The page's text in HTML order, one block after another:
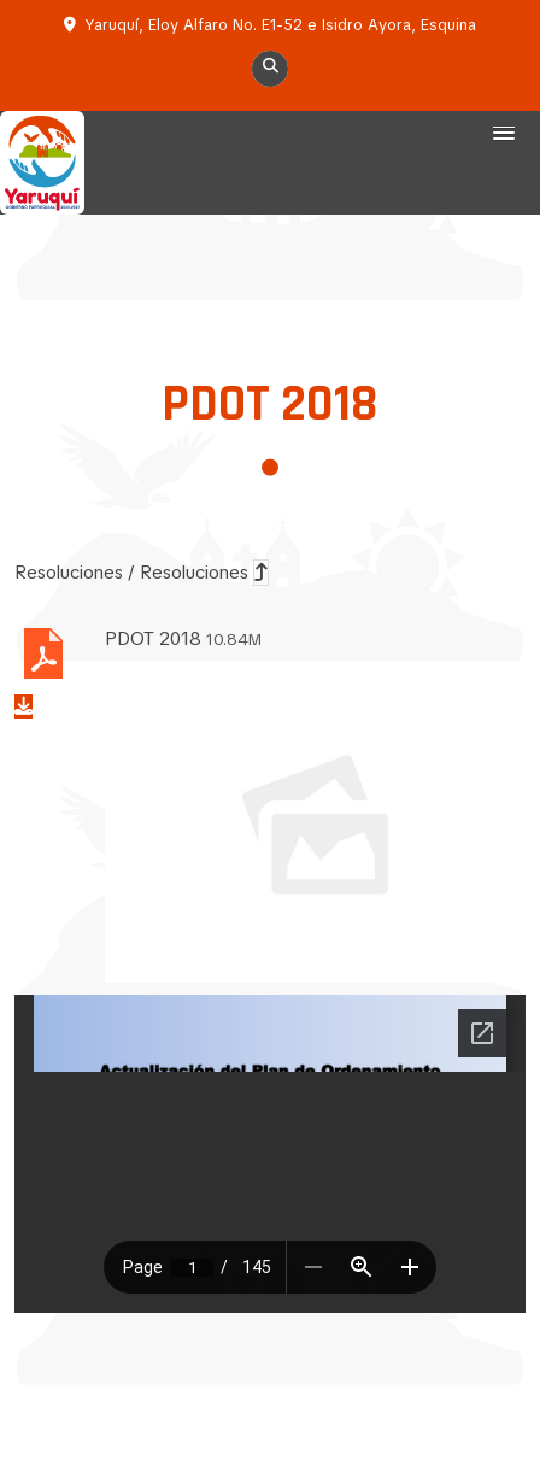
Yaruquí, Eloy Alfaro No. E1-52 e Isidro Ayora, Esquina
PDOT 2018
Resoluciones / Resoluciones
PDOT 2018 10.84M